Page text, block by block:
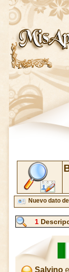
Nuevo dato
1
Salvino